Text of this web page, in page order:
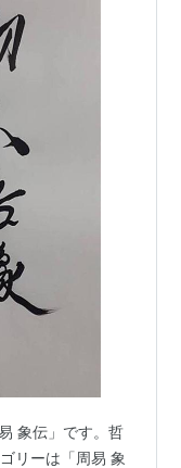
象伝」です。哲
リーは「周易 象